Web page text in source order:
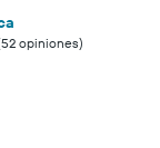
opiniones)